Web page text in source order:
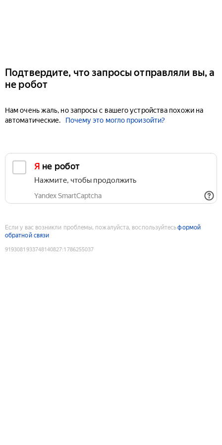
Подтвердите, что запросы отправляли вы, а
не робот
Нам очень жаль, но запросы с вашего устройства похожи на
автоматические.
Почему это могло произойти?
Я не робот
Нажмите, чтобы продолжить
Yandex SmartCaptcha
Если у вас возникли проблемы, пожалуйста, воспользуйтесьформой
обратной связи
9193081933748140827:1786255037